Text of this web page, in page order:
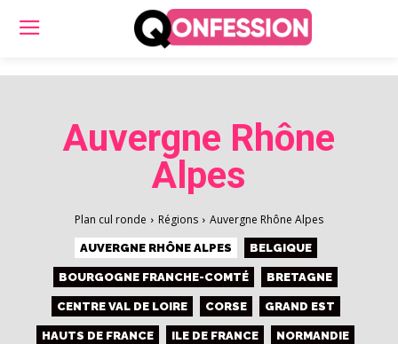
Auvergne Rhône
Alpes
Plan cul ronde Régions Auvergne Rhône Alpes
AUVERGNE RHÔNE ALPES BELGIQUE
BOURGOGNE FRANCHE-COMTÉ BRETAGNE
CENTRE VAL DE LOIRE CORSE GRAND EST
HAUTS DE FRANCE ILE DE FRANCE NORMANDIE